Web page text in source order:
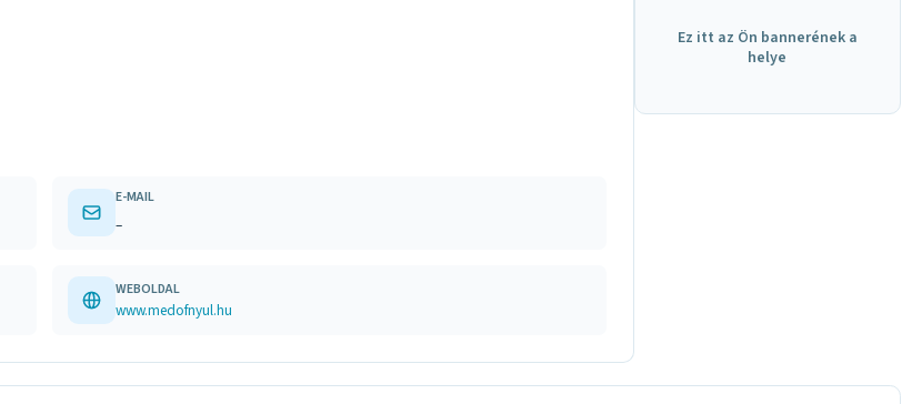
E-MAIL
–
WEBOLDAL
www.medofnyul.hu
Ez itt az Ön bannerének a
helye